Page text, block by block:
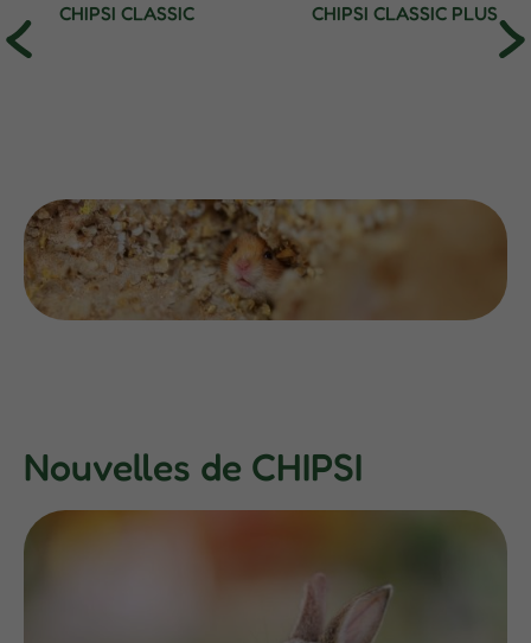
CHIPSI CLASSIC CHIPSI CLASSIC PLUS
Nouvelles de CHIPSI